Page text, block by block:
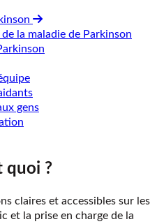
la maladie de Parkinson
gens
quoi ?
claires et accessibles sur les
et la prise en charge de la